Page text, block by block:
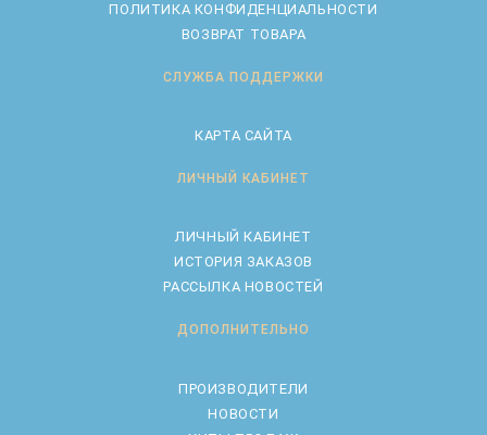
ПОЛИТИКА КОНФИДЕНЦИАЛЬНОСТИ
ВОЗВРАТ ТОВАРА
СЛУЖБА ПОДДЕРЖКИ
КАРТА САЙТА
ЛИЧНЫЙ КАБИНЕТ
ЛИЧНЫЙ КАБИНЕТ
ИСТОРИЯ ЗАКАЗОВ
РАССЫЛКА НОВОСТЕЙ
ДОПОЛНИТЕЛЬНО
ПРОИЗВОДИТЕЛИ
НОВОСТИ